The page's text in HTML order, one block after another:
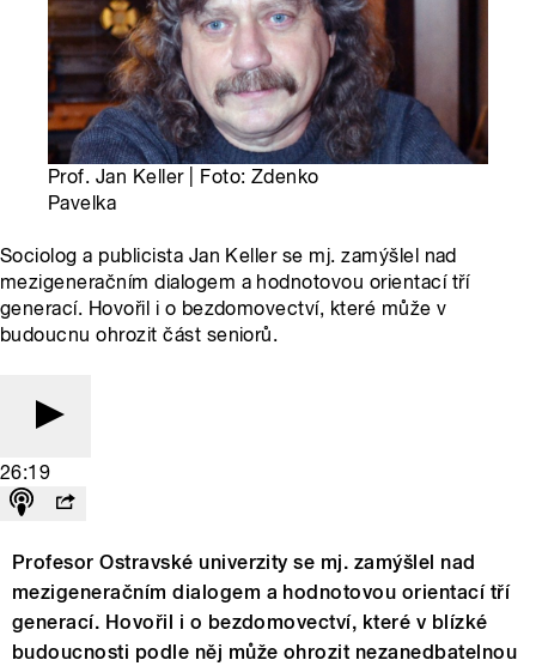
Prof. Jan Keller | Foto: Zdenko
Pavelka
Sociolog a publicista Jan Keller se mj. zamýšlel nad
mezigeneračním dialogem a hodnotovou orientací tří
generací. Hovořil i o bezdomovectví, které může v
budoucnu ohrozit část seniorů.
26:19
Profesor Ostravské univerzity se mj. zamýšlel nad
mezigeneračním dialogem a hodnotovou orientací tří
generací. Hovořil i o bezdomovectví, které v blízké
budoucnosti podle něj může ohrozit nezanedbatelnou